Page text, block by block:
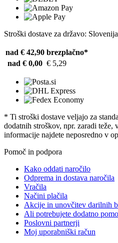
Stroški dostave za državo: Slovenija
nad € 42,90 brezplačno*
nad € 0,00 € 5,29
* Ti stroški dostave veljajo za
dodatnih stroškov, npr. zaradi
informacije najdete neposredno v
Pomoč in podpora
Kako oddati naročilo
Odprema in dostava naročila
Vračila
Načini plačila
Akcije in unovčitev darilnih
Ali potrebujete dodatno
Poslovni partnerji
Moj uporabniški račun